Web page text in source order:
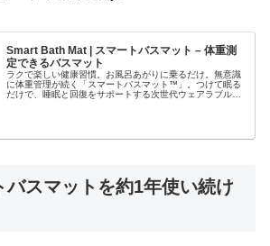
Smart Bath Mat | スマートバスマット – 体重測
定できるバスマット
ラクで楽しい健康習慣。お風呂あがりに乗るだけ。無意識
に体重管理が続く「スマートバスマット™」。つけて眠る
だけで、睡眠と回復をサポートする次世代ウェアラブル
バスマットを約1年使い続け